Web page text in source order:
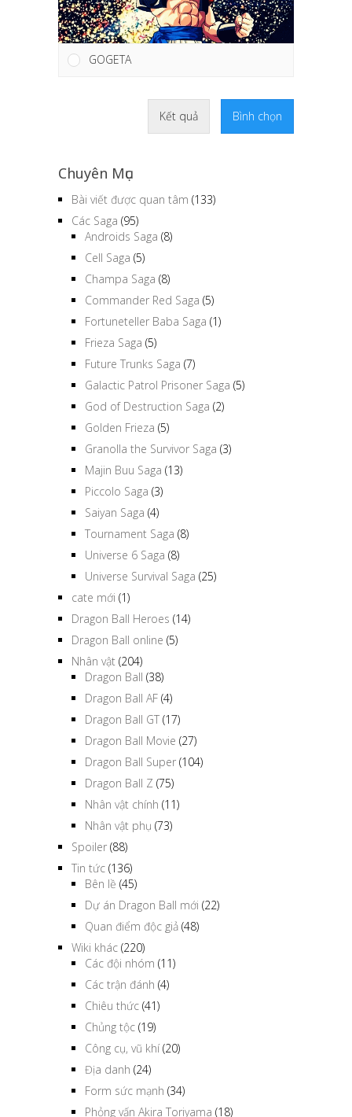
GOGETA
Kết quả Bình chọn
Chuyên Mục
Bài viết được quan tâm (133)
Các Saga (95)
Androids Saga (8)
Cell Saga (5)
Champa Saga (8)
Commander Red Saga (5)
Fortuneteller Baba Saga (1)
Frieza Saga (5)
Future Trunks Saga (7)
Galactic Patrol Prisoner Saga (5)
God of Destruction Saga (2)
Golden Frieza (5)
Granolla the Survivor Saga (3)
Majin Buu Saga (13)
Piccolo Saga (3)
Saiyan Saga (4)
Tournament Saga (8)
Universe 6 Saga (8)
Universe Survival Saga (25)
cate mới (1)
Dragon Ball Heroes (14)
Dragon Ball online (5)
Nhân vật (204)
Dragon Ball (38)
Dragon Ball AF (4)
Dragon Ball GT (17)
Dragon Ball Movie (27)
Dragon Ball Super (104)
Dragon Ball Z (75)
Nhân vật chính (11)
Nhân vật phụ (73)
Spoiler (88)
Tin tức (136)
Bên lề (45)
Dự án Dragon Ball mới (22)
Quan điểm độc giả (48)
Wiki khác (220)
Các đội nhóm (11)
Các trận đánh (4)
Chiêu thức (41)
Chủng tộc (19)
Công cụ, vũ khí(20)
Địa danh (24)
Form sức mạnh (34)
Phỏng vấn Akira Toriyama (18)